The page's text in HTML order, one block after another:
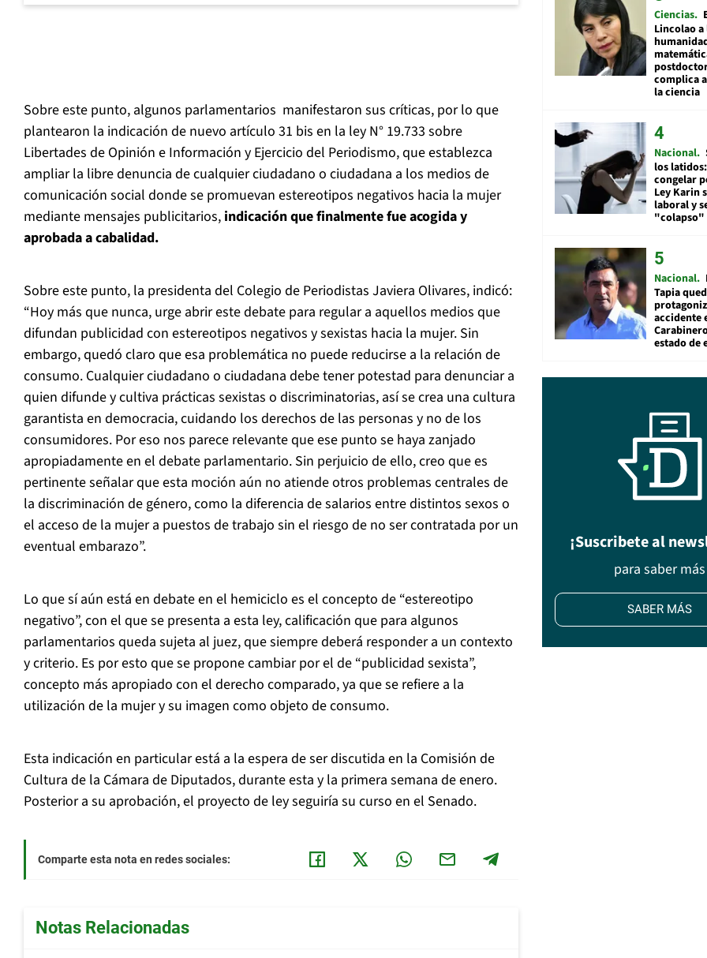
Sobre este punto, algunos parlamentarios manifestaron sus críticas, por lo que
plantearon la indicación de nuevo artículo 31 bis en la ley N° 19.733 sobre
Libertades de Opinión e Información y Ejercicio del Periodismo, que establezca
ampliar la libre denuncia de cualquier ciudadano o ciudadana a los medios de
comunicación social donde se promuevan estereotipos negativos hacia la mujer
mediante mensajes publicitarios, indicación que finalmente fue acogida y
aprobada a cabalidad.
Sobre este punto, la presidenta del Colegio de Periodistas Javiera Olivares, indicó:
“Hoy más que nunca, urge abrir este debate para regular a aquellos medios que
difundan publicidad con estereotipos negativos y sexistas hacia la mujer. Sin
embargo, quedó claro que esa problemática no puede reducirse a la relación de
consumo. Cualquier ciudadano o ciudadana debe tener potestad para denunciar a
quien difunde y cultiva prácticas sexistas o discriminatorias, así se crea una cultura
garantista en democracia, cuidando los derechos de las personas y no de los
consumidores. Por eso nos parece relevante que ese punto se haya zanjado
apropiadamente en el debate parlamentario. Sin perjuicio de ello, creo que es
pertinente señalar que esta moción aún no atiende otros problemas centrales de
la discriminación de género, como la diferencia de salarios entre distintos sexos o
el acceso de la mujer a puestos de trabajo sin el riesgo de no ser contratada por un
eventual embarazo”.
Lo que sí aún está en debate en el hemiciclo es el concepto de “estereotipo
negativo”, con el que se presenta a esta ley, calificación que para algunos
parlamentarios queda sujeta al juez, que siempre deberá responder a un contexto
y criterio. Es por esto que se propone cambiar por el de “publicidad sexista”,
concepto más apropiado con el derecho comparado, ya que se refiere a la
utilización de la mujer y su imagen como objeto de consumo.
Esta indicación en particular está a la espera de ser discutida en la Comisión de
Cultura de la Cámara de Diputados, durante esta y la primera semana de enero.
Posterior a su aprobación, el proyecto de ley seguiría su curso en el Senado.
Comparte esta nota en redes sociales:
Notas Relacionadas
Ciencias
Lincolao a
complica
la ciencia
Nacional
los
congelar
Ley Karin
laboral y
"colapso"
Nacional
Tapia
accidente
estado de
¡Suscribete al
para saber más
SABER MÁS